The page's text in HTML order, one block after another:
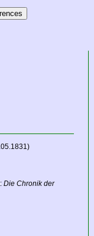
Die Chronik der